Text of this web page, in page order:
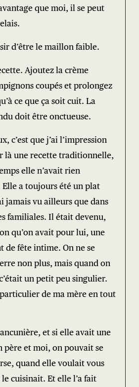
que moi, il se peut
d’être le maillon faible.
Ajoutez la crème
coupés et prolongez
ce que ça soit cuit. La
doit être onctueuse.
c’est que j’ai l’impression
là une recette traditionnelle,
elle n’avait rien
a toujours été un plat
jamais vu ailleurs que dans
familiales. Il était devenu,
qu’on avait pour lui, une
de fête intime. On ne se
non plus, mais quand on
un petit peu singulier.
particulier de ma mère en tout
et si elle avait une
père et moi, on pouvait se
quand elle voulait vous
cuisinait. Et elle l’a fait